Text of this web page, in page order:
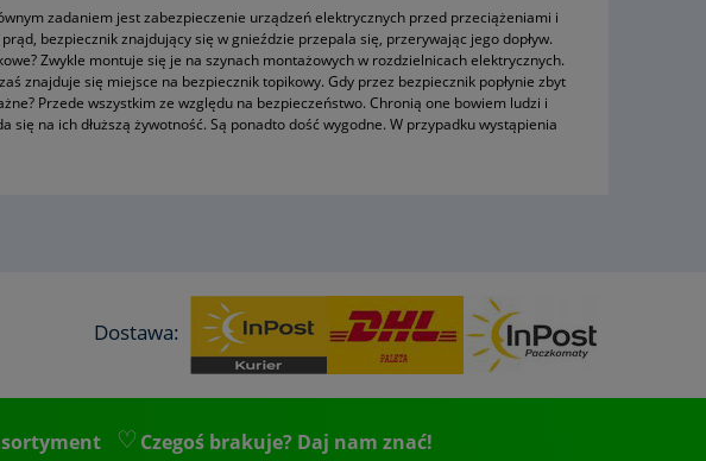
zadaniem jest zabezpieczenie urządzeń elektrycznych przed przeciążeniami i
bezpiecznik znajdujący się w gnieździe przepala się, przerywając jego dopływ.
Zwykle montuje się je na szynach montażowych w rozdzielnicach elektrycznych.
znajduje się miejsce na bezpiecznik topikowy. Gdy przez bezpiecznik popłynie zbyt
Przede wszystkim ze względu na bezpieczeństwo. Chronią one bowiem ludzi i
na ich dłuższą żywotność. Są ponadto dość wygodne. W przypadku wystąpienia
Dostawa:
Czegoś brakuje? Daj nam znać!